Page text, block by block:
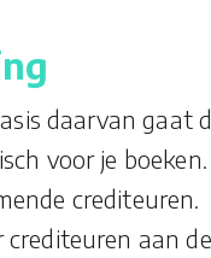
daarvan gaat
voor je boeken.
crediteuren.
crediteuren aan de